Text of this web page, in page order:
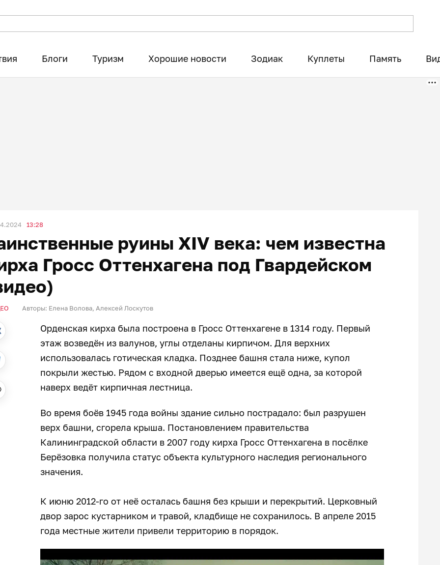
Блоги Туризм Хорошие новости Зодиак Куплеты Память
13:28
руины XIV века: чем известна
Гросс Оттенхагена под Гвардейском
Авторы: Елена Волова, Алексей Лоскутов
Орденская кирха была построена в Гросс Оттенхагене в 1314 году. Первый
этаж возведён из валунов, углы отделаны кирпичом. Для верхних
использовалась готическая кладка. Позднее башня стала ниже, купол
покрыли жестью. Рядом с входной дверью имеется ещё одна, за которой
наверх ведёт кирпичная лестница.
Во время боёв 1945 года войны здание сильно пострадало: был разрушен
верх башни, сгорела крыша. Постановлением правительства
Калининградской области в 2007 году кирха Гросс Оттенхагена в посёлке
Берёзовка получила статус объекта культурного наследия регионального
значения.
К июню 2012-го от неё осталась башня без крыши и перекрытий. Церковный
двор зарос кустарником и травой, кладбище не сохранилось. В апреле 2015
года местные жители привели территорию в порядок.